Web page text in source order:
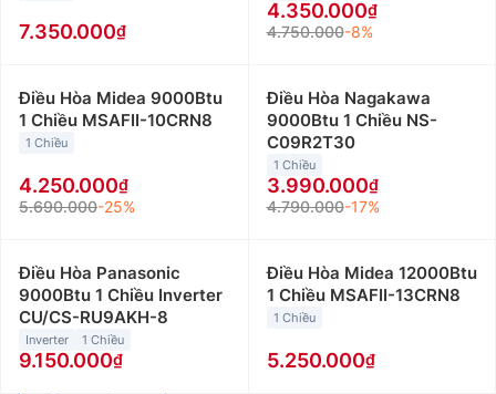
7.350.000
4.350.000
4.750.000-8%
Điều Hòa Midea 9000Btu
1 Chiều MSAFII-10CRN8
1 Chiều
4.250.000
5.690.000-25%
Điều Hòa Nagakawa
9000Btu 1 Chiều NS-
C09R2T30
1 Chiều
3.990.000
4.790.000-17%
Điều Hòa Panasonic
9000Btu 1 Chiều Inverter
CU/CS-RU9AKH-8
Inverter 1 Chiều
9.150.000
Điều Hòa Midea 12000Btu
1 Chiều MSAFII-13CRN8
1 Chiều
5.250.000